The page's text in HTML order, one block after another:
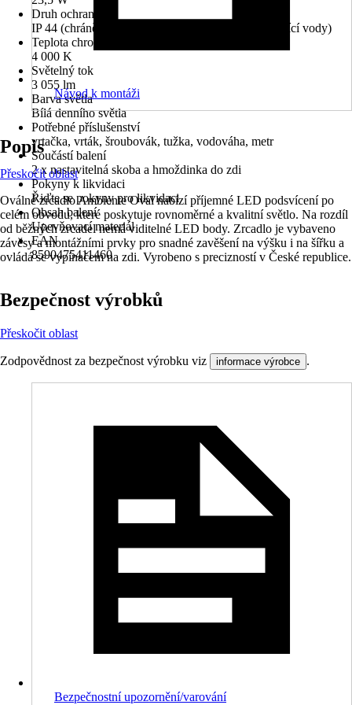
Druh ochrany
IP 44 (chráněno před vniknutím cizích těles a stříkající vody)
Teplota chromatičnosti
4 000 K
Světelný tok
3 055 lm
Barva světla
Bílá denního světla
Potřebné příslušenství
vrtačka, vrták, šroubovák, tužka, vodováha, metr
Součástí balení
2 x nastavitelná skoba a hmoždinka do zdi
Pokyny k likvidaci
Řiďte se pokyny pro likvidaci
Obsah balení
Upevňovací materiál
EAN
8590475411460
Návod k montáži
Popis
Přeskočit oblast
Oválné zrcadlo Ambiente Oval nabízí příjemné LED podsvícení po
celém obvodu, které poskytuje rovnoměrné a kvalitní světlo. Na rozdíl
od běžných zrcadel nemá viditelné LED body. Zrcadlo je vybaveno
závěsy a montážními prvky pro snadné zavěšení na výšku i na šířku a
ovládá se vypínačem na zdi. Vyrobeno s precizností v České republice.
Bezpečnost výrobků
Přeskočit oblast
Zodpovědnost za bezpečnost výrobku viz informace výrobce .
Bezpečnostní upozornění/varování